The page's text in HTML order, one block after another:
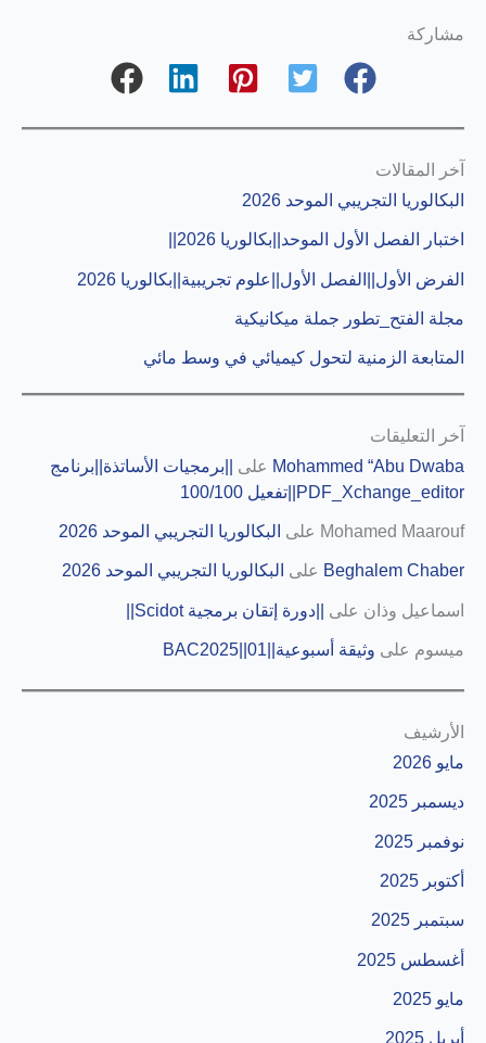
مشاركة
آخر المقالات
البكالوريا التجريبي الموحد 2026
اختبار الفصل الأول الموحد||بكالوريا 2026||
الفرض الأول||الفصل الأول||علوم تجريبية||بكالوريا 2026
مجلة الفتح_تطور جملة ميكانيكية
المتابعة الزمنية لتحول كيميائي في وسط مائي
آخر التعليقات
Mohammed “Abu Dwaba على ||برمجيات الأساتذة||برنامج
PDF_Xchange_editor||تفعيل 100/100
Mohamed Maarouf على البكالوريا التجريبي الموحد 2026
Beghalem Chaber على البكالوريا التجريبي الموحد 2026
اسماعيل وذان على ||دورة إتقان برمجية Scidot||
ميسوم على وثيقة أسبوعية||01||BAC2025
الأرشيف
مايو 2026
ديسمبر 2025
نوفمبر 2025
أكتوبر 2025
سبتمبر 2025
أغسطس 2025
مايو 2025
أبريل 2025